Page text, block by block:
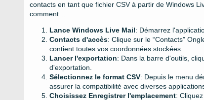
contacts en tant que fichier CSV à partir de Windows
comment…
Lance Windows Live Mail: Démarrez
Contacts d'accès: Clique sur le “Contacts”
contient toutes vos coordonnées stockées.
Lancer l'exportation: Dans la barre d'outils,
d'exportation.
Sélectionnez le format CSV: Depuis le menu
assurer la compatibilité avec diverses
Choisissez Enregistrer l'emplacement: